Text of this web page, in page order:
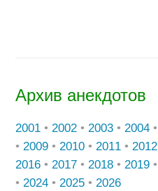
Архив анекдотов
2001 • 2002 • 2003 • 2004 •
• 2009 • 2010 • 2011 • 2012
2016 • 2017 • 2018 • 2019 •
• 2024 • 2025 • 2026